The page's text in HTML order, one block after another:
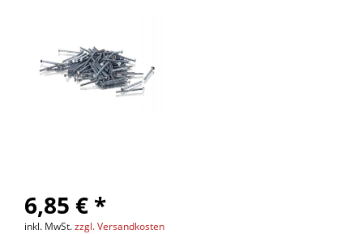
6,85 € *
inkl. MwSt.zzgl. Versandkosten